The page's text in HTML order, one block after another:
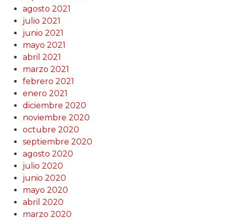
agosto 2021
julio 2021
junio 2021
mayo 2021
abril 2021
marzo 2021
febrero 2021
enero 2021
diciembre 2020
noviembre 2020
octubre 2020
septiembre 2020
agosto 2020
julio 2020
junio 2020
mayo 2020
abril 2020
marzo 2020